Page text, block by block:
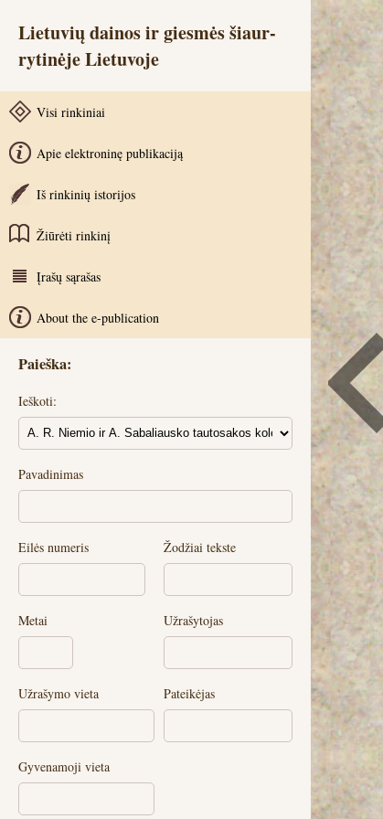
Lietuvių dainos ir giesmės šiaur-
rytinėje Lietuvoje
Visi rinkiniai
Apie elektroninę publikaciją
Iš rinkinių istorijos
Žiūrėti rinkinį
Įrašų sąrašas
About the e-publication
Paieška:
Ieškoti:
Pavadinimas
Eilės numeris Žodžiai tekste
Metai Užrašytojas
Užrašymo vieta Pateikėjas
Gyvenamoji vieta